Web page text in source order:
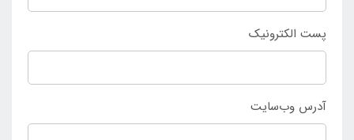
پست الکترونیک
آدرس وب‌سایت